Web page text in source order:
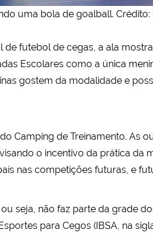
uma bola de goalball.
futebol de cegas, a ala
Escolares como a única
gostem da modalidade e
Camping de Treinamento. As
o incentivo da prática da
nas competições futuras, e
seja, não faz parte da grade
para Cegos (IBSA, na